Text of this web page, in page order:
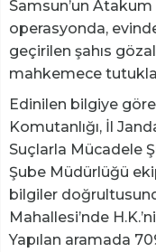
Samsun’un
operasyonda,
geçirilen şahıs
mahkemece
Edinilen bilgiye
Komutanlığı, İl
Suçlarla Mücadele
Şube Müdürlüğü
bilgiler
Mahallesi’nde
Yapılan aramada